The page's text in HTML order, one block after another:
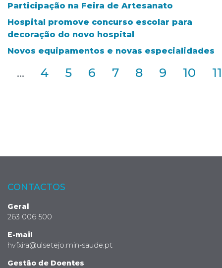
Participação na Feira de Artesanato
Hospital promove concurso escolar para
decoração do novo hospital
Novos equipamentos e novas especialidades
... 4 5 6 7 8 9 10 11
CONTACTOS
Geral
263 006 500
E-mail
hvfxira@ulsetejo.min-saude.pt
Gestão de Doentes